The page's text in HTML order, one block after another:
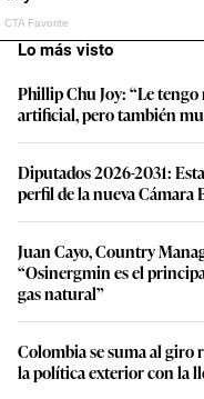
Lo más visto
Phillip Chu Joy: “Le
artificial, pero también
Diputados 2026-2031:
perfil de la nueva Cámara
Juan Cayo, Country
“Osinergmin es el
gas natural”
Colombia se suma al giro
la política exterior con la